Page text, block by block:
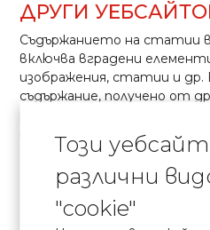
ДРУГИ
Съдържанието на статии
включва вградени
изображения, статии и
съдържание, получено от
посещава друг външен сайт.
С КОИ
ДАННИ
Този уебсайт
различни
"cookie"